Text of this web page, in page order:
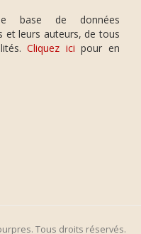
base de données
et leurs auteurs, de tous
Cliquez ici pour en
Tous droits réservés.